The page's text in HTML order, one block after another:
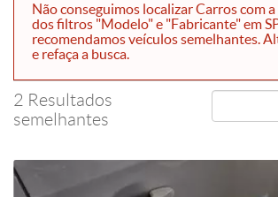
Não conseguimos localizar Carros com
dos filtros "Modelo" e "Fabricante" em
recomendamos veículos semelhantes.
e refaça a busca.
2 Resultados
semelhantes